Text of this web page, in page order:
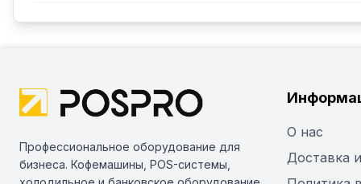
Профессиональное оборудование для
бизнеса. Кофемашины, POS-системы,
О нас
Доставка